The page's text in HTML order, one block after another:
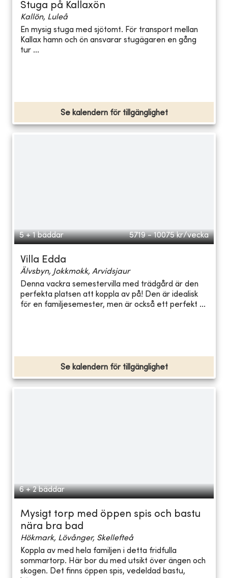
Stuga på Kallaxön
Kallön, Luleå
En mysig stuga med sjötomt. För transport mellan
Kallax hamn och ön ansvarar stugägaren en gång
tur ...
Se kalendern för tillgänglighet
5 + 1 bäddar 5719 - 10075 kr/vecka
Villa Edda
Älvsbyn, Jokkmokk, Arvidsjaur
Denna vackra semestervilla med trädgård är den
perfekta platsen att koppla av på! Den är idealisk
för en familjesemester, men är också ett perfekt ...
Se kalendern för tillgänglighet
6 + 2 bäddar
Mysigt torp med öppen spis och bastu
nära bra bad
Hökmark, Lövånger, Skellefteå
Koppla av med hela familjen i detta fridfulla
sommartorp. Här bor du med utsikt över ängen och
skogen. Det finns öppen spis, vedeldad bastu,